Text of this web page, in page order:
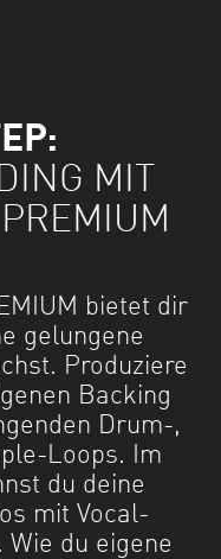
MIT
bietet dir
gelungene
Produziere
Backing
Drum-,
Loops. Im
du deine
mit Vocal-
du eigene